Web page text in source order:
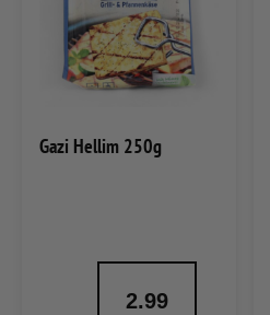
Gazi Hellim 250g
2.99